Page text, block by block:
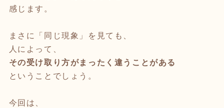
感じます。
まさに「同じ現象」を見ても、
人によって、
その受け取り方がまったく違うことがある
ということでしょう。
今回は、